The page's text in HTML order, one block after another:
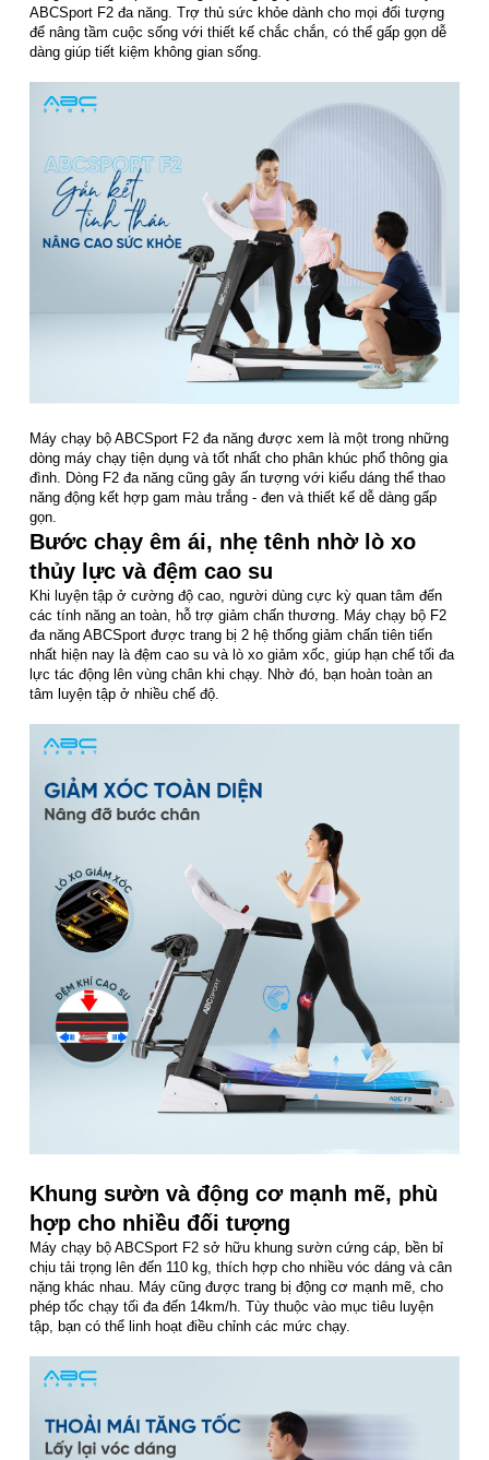
ABCSport F2 đa năng. Trợ thủ sức khỏe dành cho mọi đối tượng
để nâng tầm cuộc sống với thiết kế chắc chắn, có thể gấp gọn dễ
dàng giúp tiết kiệm không gian sống.
Máy chạy bộ ABCSport F2 đa năng được xem là một trong những
dòng máy chạy tiện dụng và tốt nhất cho phân khúc phổ thông gia
đình. Dòng F2 đa năng cũng gây ấn tượng với kiểu dáng thể thao
năng động kết hợp gam màu trắng - đen và thiết kế dễ dàng gấp
gọn.
Bước chạy êm ái, nhẹ tênh nhờ lò xo
thủy lực và đệm cao su
Khi luyện tập ở cường độ cao, người dùng cực kỳ quan tâm đến
các tính năng an toàn, hỗ trợ giảm chấn thương. Máy chạy bộ F2
đa năng ABCSport được trang bị 2 hệ thống giảm chấn tiên tiến
nhất hiện nay là đệm cao su và lò xo giảm xốc, giúp hạn chế tối đa
lực tác động lên vùng chân khi chạy. Nhờ đó, bạn hoàn toàn an
tâm luyện tập ở nhiều chế độ.
Khung sườn và động cơ mạnh mẽ, phù
hợp cho nhiều đối tượng
Máy chạy bộ ABCSport F2 sở hữu khung sườn cứng cáp, bền bỉ
chịu tải trọng lên đến 110 kg, thích hợp cho nhiều vóc dáng và cân
nặng khác nhau. Máy cũng được trang bị động cơ mạnh mẽ, cho
phép tốc chạy tối đa đến 14km/h. Tùy thuộc vào mục tiêu luyện
tập, bạn có thể linh hoạt điều chỉnh các mức chạy.